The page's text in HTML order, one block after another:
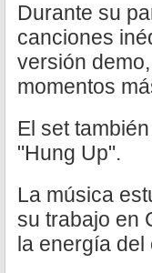
Durante su
canciones
versión
momentos
El set
"Hung Up".
La música
su trabajo en
la energía del